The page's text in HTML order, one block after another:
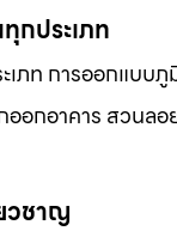
กประเภท
ท การออกแบบ
อกอาคาร สวนล
วชาญ